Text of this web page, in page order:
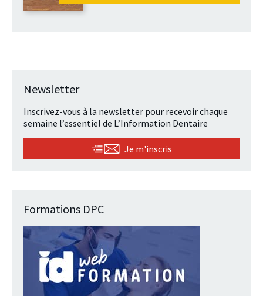
Newsletter
Inscrivez-vous à la newsletter pour recevoir chaque
semaine l’essentiel de L’Information Dentaire
Je m'inscris
Formations DPC